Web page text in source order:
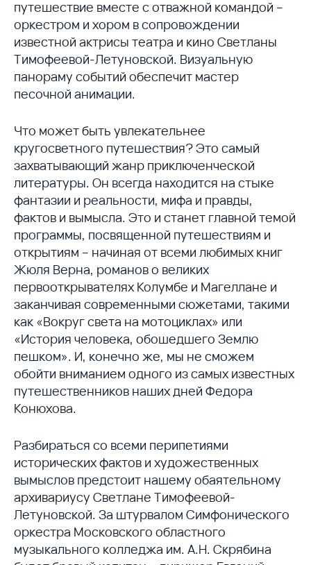
путешествие вместе с отважной командой –
оркестром и хором в сопровождении
известной актрисы театра и кино Светланы
Тимофеевой-Летуновской. Визуальную
панораму событий обеспечит мастер
песочной анимации.
Что может быть увлекательнее
кругосветного путешествия? Это самый
захватывающий жанр приключенческой
литературы. Он всегда находится на стыке
фантазии и реальности, мифа и правды,
фактов и вымысла. Это и станет главной темой
программы, посвященной путешествиям и
открытиям – начиная от всеми любимых книг
Жюля Верна, романов о великих
первооткрывателях Колумбе и Магеллане и
заканчивая современными сюжетами, такими
как «Вокруг света на мотоциклах» или
«История человека, обошедшего Землю
пешком». И, конечно же, мы не сможем
обойти вниманием одного из самых известных
путешественников наших дней Федора
Конюхова.
Разбираться со всеми перипетиями
исторических фактов и художественных
вымыслов предстоит нашему обаятельному
архивариусу Светлане Тимофеевой-
Летуновской. За штурвалом Симфонического
оркестра Московского областного
музыкального колледжа им. А.Н. Скрябина